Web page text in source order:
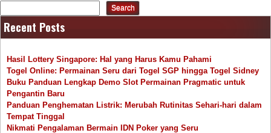
Search
Recent Posts
Hasil Lottery Singapore: Hal yang Harus Kamu Pahami
Togel Online: Permainan Seru dari Togel SGP hingga Togel Sidney
Buku Panduan Lengkap Demo Slot Permainan Pragmatic untuk
Pengantin Baru
Panduan Penghematan Listrik: Merubah Rutinitas Sehari-hari dalam
Tempat Tinggal
Nikmati Pengalaman Bermain IDN Poker yang Seru